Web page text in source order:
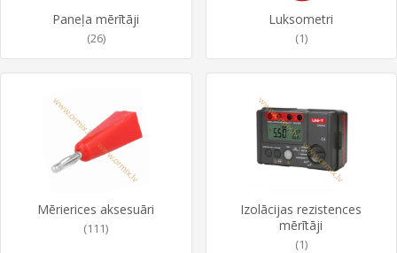
Paneļa mērītāji
(26)
Luksometri
(1)
Mērierices aksesuāri
(111)
Izolācijas rezistences
mērītāji
(1)